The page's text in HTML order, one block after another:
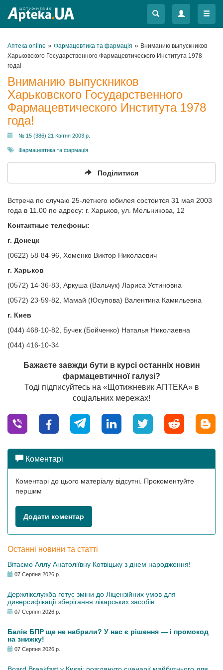
Меню
Меню
Аптека online » Фармацевтика та фармація » Вниманию выпускников
Харьковского Государственного Фармацевтического Института 1978
года!
Вниманию выпускников
Харьковского Государственного
Фармацевтического Института 1978
года!
№ 15 (386) 21 Квітня 2003 р.
Фармацевтика та фармація
Поділитися
Встреча по случаю 25-летнего юбилея состоится 31 мая 2003
года в 11.00 по адресу: г. Харьков, ул. Мельникова, 12
Контактные телефоны:
г. Донецк
(0622) 58-84-96, Хоменко Виктор Николаевич
г. Харьков
(0572) 14-36-83, Аркуша (Вальчук) Лариса Устиновна
(0572) 23-59-82, Мамай (Юсупова) Валентина Камильевна
г. Киев
(044) 468-10-82, Бучек (Бойченко) Наталья Николаевна
(044) 416-10-34
Бажаєте завжди бути в курсі останніх новин
фармацевтичної галузі?
Тоді підписуйтесь на «Щотижневик АПТЕКА» в
соціальних мережах!
Коментарі
Коментарі до цього матеріалу відсутні. Прокоментуйте
першим
Додати коментар
Останні новини та статті
Вітаємо Аллу Анатоліївну Котвіцьку з днем народження!
07 Серпня 2026 р.
Держлікслужба готує зміни до Ліцензійних умов для
диверсифікації зберігання лікарських засобів
07 Серпня 2026 р.
Балів БПР ще не набрали? У нас є рішення — і промокод
на знижку!
07 Серпня 2026 р.